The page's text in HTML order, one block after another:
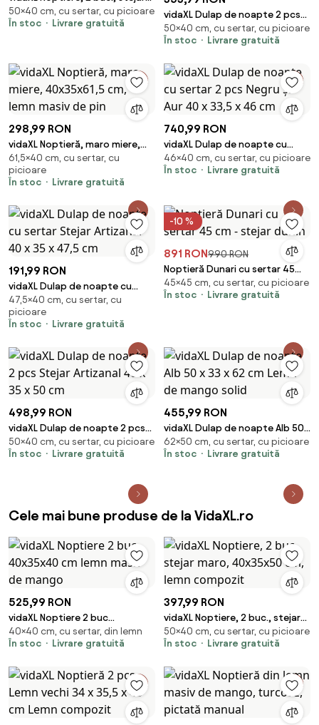
maro, 40x35x50 cm
50×40 cm, cu sertar, cu picioare
În stoc
Livrare gratuită
vidaXL Dulap de noapte 2 pcs
Stejar Artizanal 40 x 35 x 50 cm
50×40 cm, cu sertar, cu picioare
În stoc
Livrare gratuită
298,99 RON
vidaXL Noptieră, maro miere,
40x35x61,5 cm, lemn masiv de
pin
61,5×40 cm, cu sertar, cu
picioare
În stoc
Livrare gratuită
740,99 RON
vidaXL Dulap de noapte cu
sertar 2 pcs Negru și Aur 40 x
33,5 x 46 cm
46×40 cm, cu sertar, cu picioare
În stoc
Livrare gratuită
191,99 RON
vidaXL Dulap de noapte cu
sertar Stejar Artizanal 40 x 35 x
47,5 cm
47,5×40 cm, cu sertar, cu
picioare
În stoc
Livrare gratuită
-10 %
891 RON990 RON
Noptieră Dunari cu sertar 45
cm - stejar dunin
45×45 cm, cu sertar, cu picioare
În stoc
Livrare gratuită
498,99 RON
vidaXL Dulap de noapte 2 pcs
Stejar Artizanal 40 x 35 x 50 cm
50×40 cm, cu sertar, cu picioare
În stoc
Livrare gratuită
455,99 RON
vidaXL Dulap de noapte Alb 50
x 33 x 62 cm Lemn de mango
solid
62×50 cm, cu sertar, cu picioare
În stoc
Livrare gratuită
Cele mai bune produse de la VidaXL.ro
525,99 RON
vidaXL Noptiere 2 buc
40x35x40 cm lemn masiv de
mango
40×40 cm, cu sertar, din lemn
În stoc
Livrare gratuită
397,99 RON
vidaXL Noptiere, 2 buc., stejar
maro, 40x35x50 cm, lemn
compozit
50×40 cm, cu sertar, cu picioare
În stoc
Livrare gratuită